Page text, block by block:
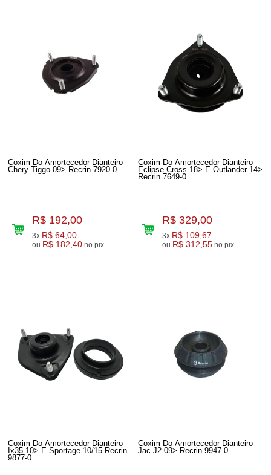
Coxim Do Amortecedor Dianteiro
Chery Tiggo 09> Recrin 7920-0
R$ 192,00
3x R$ 64,00
ou R$ 182,40 no pix
Coxim Do Amortecedor Dianteiro
Eclipse Cross 18> E Outlander 14>
Recrin 7649-0
R$ 329,00
3x R$ 109,67
ou R$ 312,55 no pix
Coxim Do Amortecedor Dianteiro
Ix35 10> E Sportage 10/15 Recrin
9877-0
Coxim Do Amortecedor Dianteiro
Jac J2 09> Recrin 9947-0